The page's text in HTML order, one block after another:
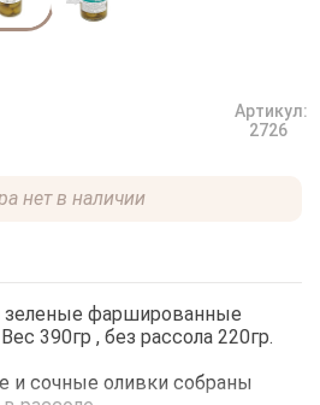
Артикул:
2726
нет в наличии
зеленые фаршированные
390гр , без рассола 220гр.
и сочные оливки собраны